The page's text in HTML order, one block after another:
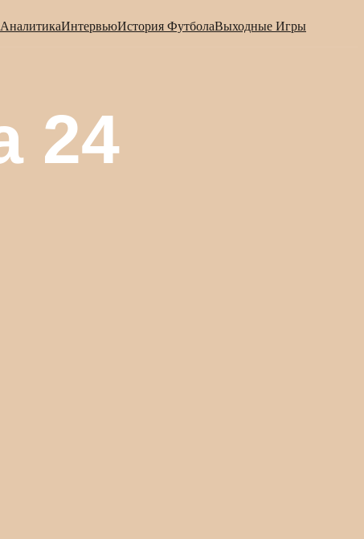
АналитикаИнтервьюИстория ФутболаВыходные Игры